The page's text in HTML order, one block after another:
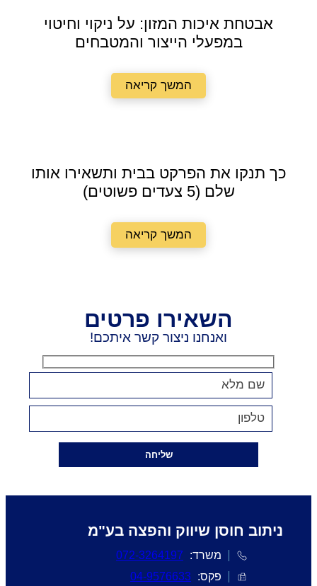
אבטחת איכות המזון: על ניקוי וחיטוי
במפעלי הייצור והמטבחים
המשך קריאה
כך תנקו את הפרקט בבית ותשאירו אותו
שלם (5 צעדים פשוטים)
המשך קריאה
השאירו פרטים
ואנחנו ניצור קשר איתכם!
שליחה
ניתוב חוסן שיווק והפצה בע"מ
משרד:
072-3264197
פקס:
04-9576633